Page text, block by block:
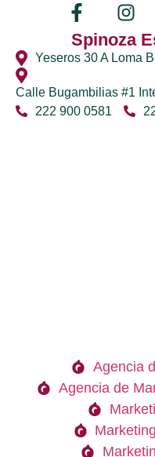
Spinoza
Yeseros 30 A Loma
Calle Bugambilias #1
222 900 0581
Agencia
Agencia de